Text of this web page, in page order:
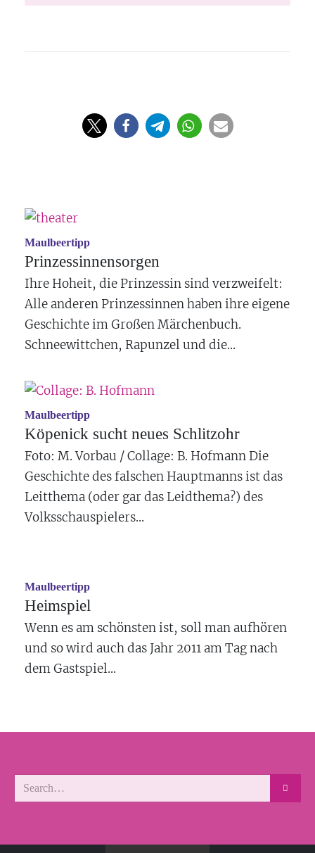
Maulbeertipp
Prinzessinnensorgen
Ihre Hoheit, die Prinzessin sind verzweifelt:
Alle anderen Prinzessinnen haben ihre eigene
Geschichte im Großen Märchenbuch.
Schneewittchen, Rapunzel und die...
Maulbeertipp
Köpenick sucht neues Schlitzohr
Foto: M. Vorbau / Collage: B. Hofmann Die
Geschichte des falschen Hauptmanns ist das
Leitthema (oder gar das Leidthema?) des
Volksschauspielers...
Maulbeertipp
Heimspiel
Wenn es am schönsten ist, soll man aufhören
und so wird auch das Jahr 2011 am Tag nach
dem Gastspiel...